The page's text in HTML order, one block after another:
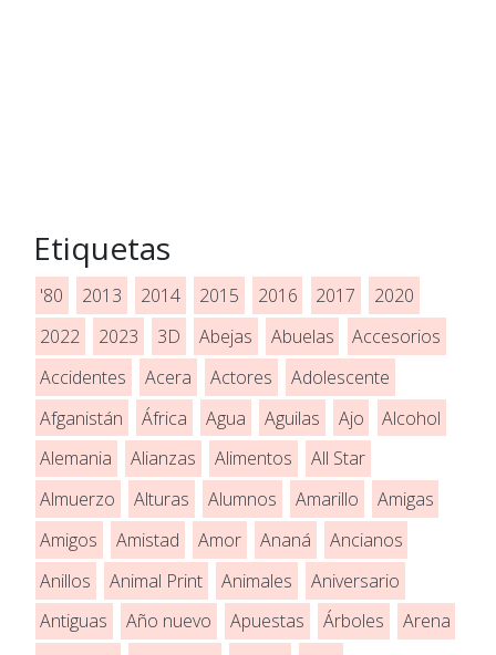
Etiquetas
'80 2013 2014 2015 2016 2017
2020
2022
2023 3D Abejas Abuelas
Accesorios
Accidentes
Acera Actores
Adolescente
Afganistán
África Agua Aguilas Ajo
Alcohol
Alemania
Alianzas Alimentos
All Star
Almuerzo
Alturas Alumnos Amarillo
Amigas
Amigos
Amistad Amor Ananá
Ancianos
Anillos
Animal Print Animales
Aniversario
Antiguas
Año nuevo Apuestas Árboles
Arena